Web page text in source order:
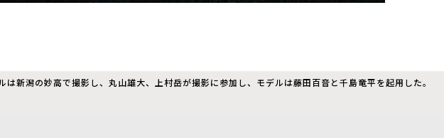
は新潟の妙高で撮影し、丸山雄大、上村岳が撮影に参加し、モデルは藤田百音と千島⻯平を起用した。